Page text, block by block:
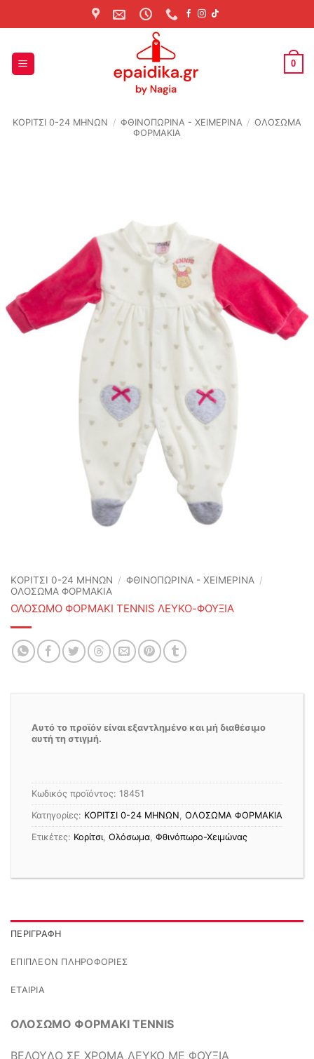
to
0
ΚΟΡΙΤΣΙ 0-24 MΗΝΩΝ / ΦΘΙΝΟΠΩΡΙΝΆ - ΧΕΙΜΕΡΙΝΆ / ΟΛΟΣΩΜΑ
ΦΟΡΜΑΚΙΑ
ΚΟΡΙΤΣΙ 0-24 MΗΝΩΝ / ΦΘΙΝΟΠΩΡΙΝΆ - ΧΕΙΜΕΡΙΝΆ /
ΟΛΟΣΩΜΑ ΦΟΡΜΑΚΙΑ
ΟΛΟΣΩΜΟ ΦΟΡΜΑΚΙ TENNIS ΛΕΥΚΟ-ΦΟΥΞΙΑ
Αυτό το προϊόν είναι εξαντλημένο και μή διαθέσιμο
αυτή τη στιγμή.
Κωδικός προϊόντος: 18451
Κατηγορίες: ΚΟΡΙΤΣΙ 0-24 MΗΝΩΝ ΟΛΟΣΩΜΑ ΦΟΡΜΑΚΙΑ
Ετικέτες: Κορίτσι Ολόσωμα Φθινόπωρο-Χειμώνας
ΠΕΡΙΓΡΑΦΉ
ΕΠΙΠΛΈΟΝ ΠΛΗΡΟΦΟΡΊΕΣ
ΕΤΑΙΡΊΑ
ΟΛΟΣΩΜΟ ΦΟΡΜΑΚΙ TENNIS
ΒΕΛΟΥΔΟ ΣΕ ΧΡΩΜΑ ΛΕΥΚΟ ΜΕ ΦΟΥΞΙΑ